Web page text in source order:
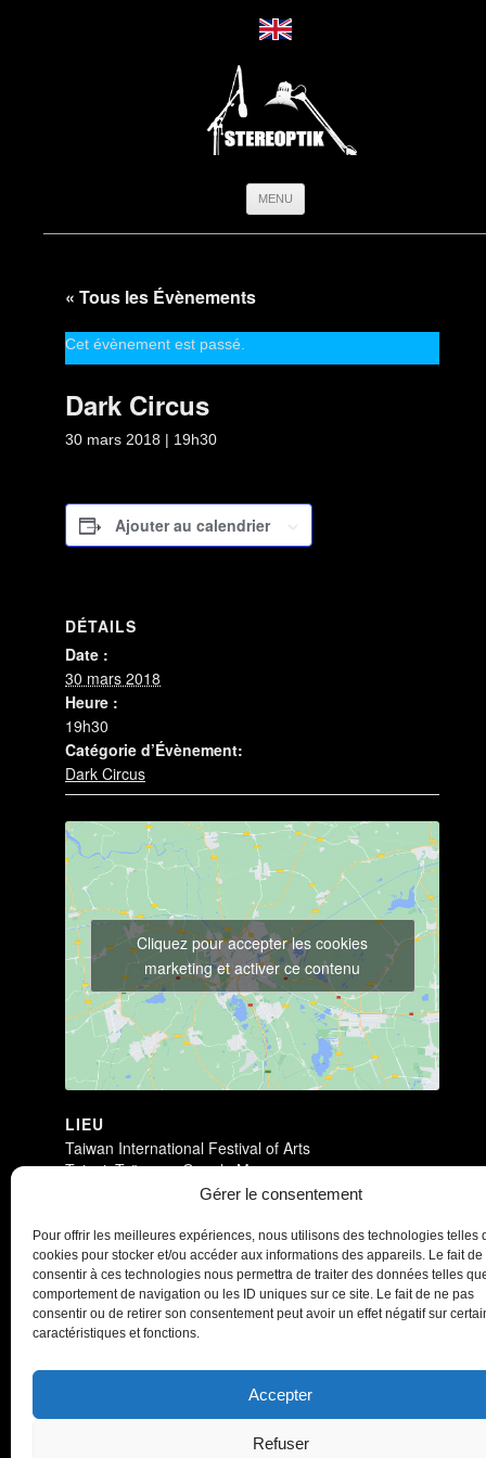
Gérer le consentement
Pour offrir les meilleures expériences, nous utilisons des technologies telles
cookies pour stocker et/ou accéder aux informations des appareils. Le fait de
consentir à ces technologies nous permettra de traiter des données telles
comportement de navigation ou les ID uniques sur ce site. Le fait de ne pas
consentir ou de retirer son consentement peut avoir un effet négatif sur
caractéristiques et fonctions.
Accepter
Refuser
MENU
« Tous les Évènements
Cet évènement est passé.
Dark Circus
30 mars 2018 | 19h30
Ajouter au calendrier
DÉTAILS
Date :
30 mars 2018
Heure :
19h30
Catégorie d’Évènement:
Dark Circus
LIEU
Taiwan International Festival of Arts
Taipei, Taïwan + Google Map
Cliquez pour accepter les cookies
marketing et activer ce contenu
Dark Circus Dark Circus